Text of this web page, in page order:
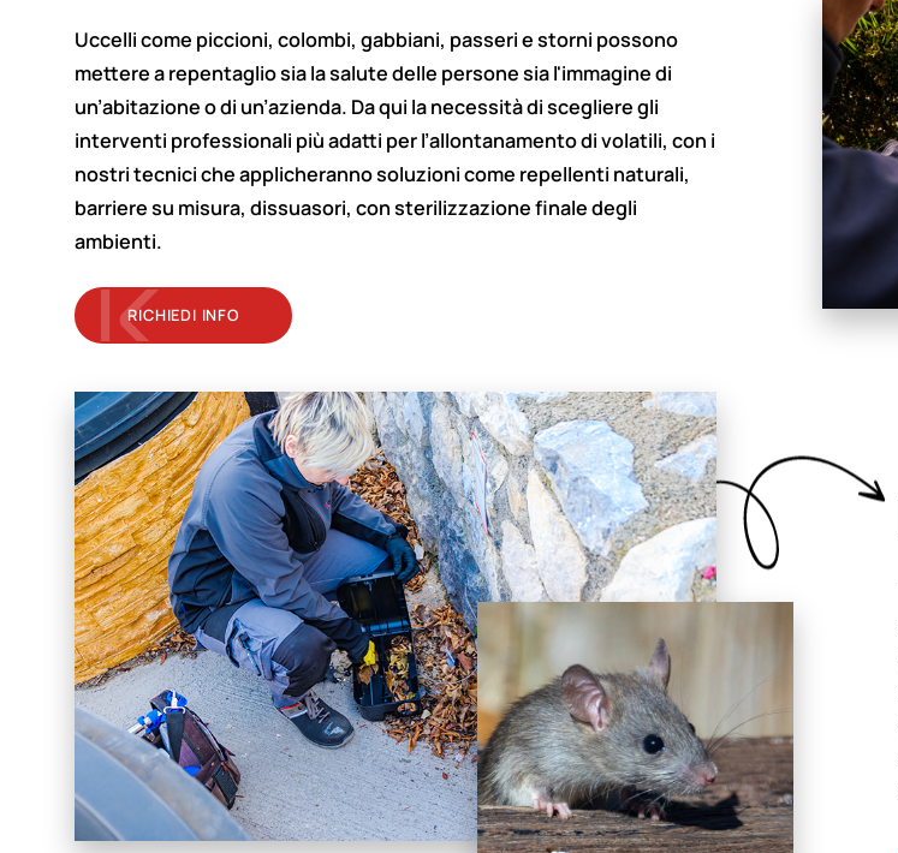
Uccelli come piccioni, colombi, gabbiani, passeri e storni possono
mettere a repentaglio sia la salute delle persone sia l'immagine di
un’abitazione o di un’azienda. Da qui la necessità di scegliere gli
interventi professionali più adatti per l’allontanamento di volatili, con i
nostri tecnici che applicheranno soluzioni come repellenti naturali,
barriere su misura, dissuasori, con sterilizzazione finale degli
ambienti.
RICHIEDI INFO